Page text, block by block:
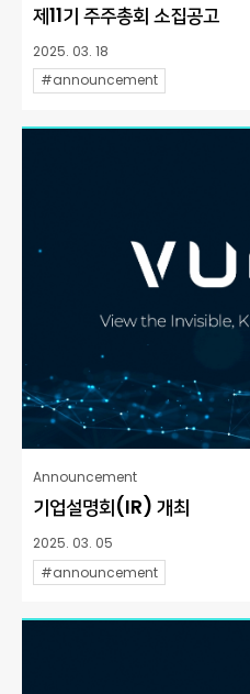
제11기 주주총회 소집공고
2025. 03. 18
#announcement
Announcement
기업설명회(IR) 개최
2025. 03. 05
#announcement